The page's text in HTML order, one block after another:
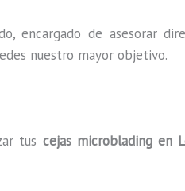
encargado de asesorar
nuestro mayor objetivo.
tus cejas microblading en